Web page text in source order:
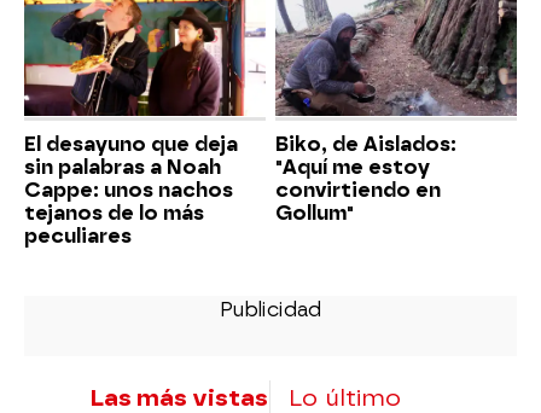
El desayuno que deja
sin palabras a Noah
Cappe: unos nachos
tejanos de lo más
peculiares
Biko, de Aislados:
"Aquí me estoy
convirtiendo en
Gollum"
Las más vistas Lo último